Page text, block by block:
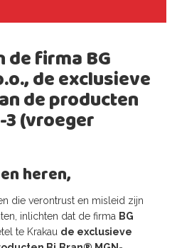
firma BG
de exclusieve
de producten
(vroeger
heren,
die verontrust en misleid zijn
inlichten dat de firma BG
te Krakau de exclusieve